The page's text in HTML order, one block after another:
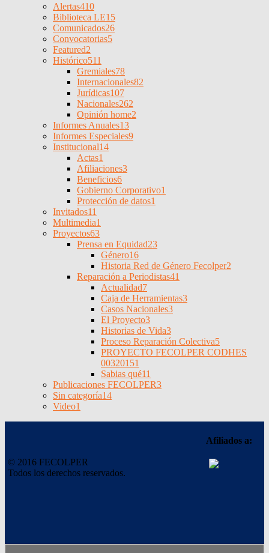
Alertas410
Biblioteca LE15
Comunicados26
Convocatorias5
Featured2
Histórico511
Gremiales78
Internacionales82
Jurídicas107
Nacionales262
Opinión home2
Informes Anuales13
Informes Especiales9
Institucional14
Actas1
Afiliaciones3
Beneficios6
Gobierno Corporativo1
Protección de datos1
Invitados11
Multimedia1
Proyectos63
Prensa en Equidad23
Género16
Historia Red de Género Fecolper2
Reparación a Periodistas41
Actualidad7
Caja de Herramientas3
Casos Nacionales3
El Proyecto3
Historias de Vida3
Proceso Reparación Colectiva5
PROYECTO FECOLPER CODHES
00320151
Sabias qué11
Publicaciones FECOLPER3
Sin categoría14
Video1
© 2016 FECOLPER
Todos los derechos reservados.
Afiliados a: